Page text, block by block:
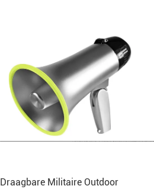
Draagbare Militaire Outdoor